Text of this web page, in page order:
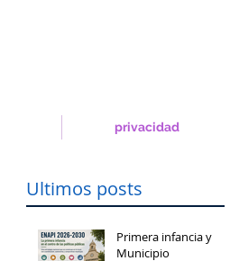
privacidad
Ultimos posts
Primera infancia y
Municipio